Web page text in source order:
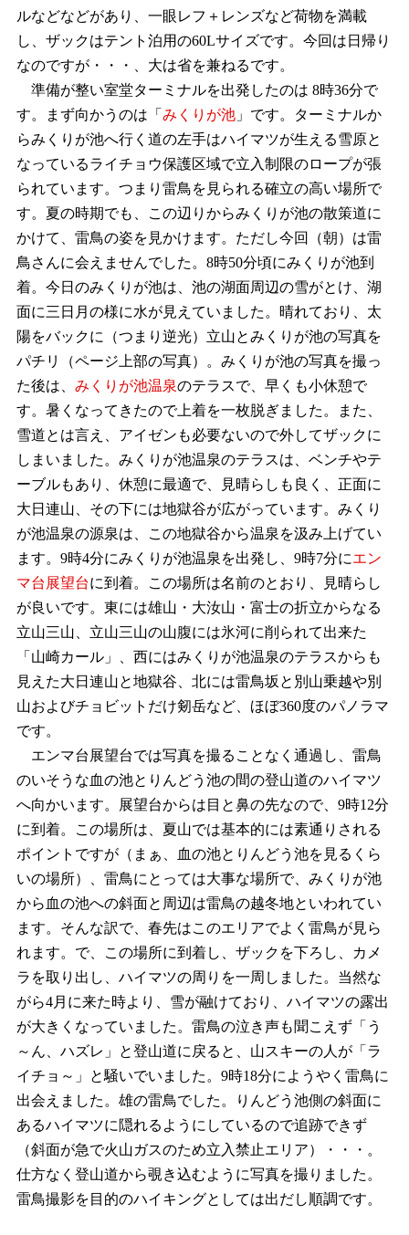
ルなどなどがあり、一眼レフ＋レンズなど荷物を満載
し、ザックはテント泊用の60Lサイズです。今回は日帰り
なのですが・・・、大は省を兼ねるです。
準備が整い室堂ターミナルを出発したのは 8時36分で
す。まず向かうのは「 みくりが池 」です。ターミナルか
らみくりが池へ行く道の左手はハイマツが生える雪原と
なっているライチョウ保護区域で立入制限のロープが張
られています。つまり雷鳥を見られる確立の高い場所で
す。夏の時期でも、この辺りからみくりが池の散策道に
かけて、雷鳥の姿を見かけます。ただし今回（朝）は雷
鳥さんに会えませんでした。8時50分頃にみくりが池到
着。今日のみくりが池は、池の湖面周辺の雪がとけ、湖
面に三日月の様に水が見えていました。晴れており、太
陽をバックに（つまり逆光）立山とみくりが池の写真を
パチリ（ページ上部の写真）。みくりが池の写真を撮っ
た後は、 みくりが池温泉のテラスで、早くも小休憩で
す。暑くなってきたので上着を一枚脱ぎました。また、
雪道とは言え、アイゼンも必要ないので外してザックに
しまいました。みくりが池温泉のテラスは、ベンチやテ
ーブルもあり、休憩に最適で、見晴らしも良く、正面に
大日連山、その下には地獄谷が広がっています。みくり
が池温泉の源泉は、この地獄谷から温泉を汲み上げてい
ます。9時4分にみくりが池温泉を出発し、9時7分にエン
マ台展望台に到着。この場所は名前のとおり、見晴らし
が良いです。東には雄山・大汝山・富士の折立からなる
立山三山、立山三山の山腹には氷河に削られて出来た
「山崎カール」、西にはみくりが池温泉のテラスからも
見えた大日連山と地獄谷、北には雷鳥坂と別山乗越や別
山およびチョビットだけ剱岳など、ほぼ360度のパノラマ
です。
エンマ台展望台では写真を撮ることなく通過し、雷鳥
のいそうな血の池とりんどう池の間の登山道のハイマツ
へ向かいます。展望台からは目と鼻の先なので、9時12分
に到着。この場所は、夏山では基本的には素通りされる
ポイントですが（まぁ、血の池とりんどう池を見るくら
いの場所）、雷鳥にとっては大事な場所で、みくりが池
から血の池への斜面と周辺は雷鳥の越冬地といわれてい
ます。そんな訳で、春先はこのエリアでよく雷鳥が見ら
れます。で、この場所に到着し、ザックを下ろし、カメ
ラを取り出し、ハイマツの周りを一周しました。当然な
がら4月に来た時より、雪が融けており、ハイマツの露出
が大きくなっていました。雷鳥の泣き声も聞こえず「う
～ん、ハズレ」と登山道に戻ると、山スキーの人が「ラ
イチョ～」と騒いでいました。9時18分にようやく雷鳥に
出会えました。雄の雷鳥でした。りんどう池側の斜面に
あるハイマツに隠れるようにしているので追跡できず
（斜面が急で火山ガスのため立入禁止エリア）・・・。
仕方なく登山道から覗き込むように写真を撮りました。
雷鳥撮影を目的のハイキングとしては出だし順調です。